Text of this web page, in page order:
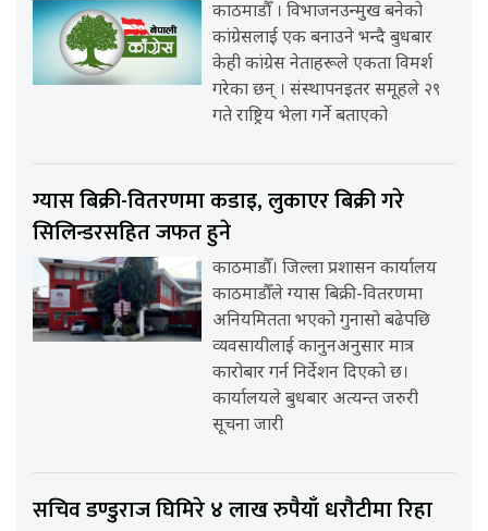
काठमाडौँ । विभाजनउन्मुख बनेको
कांग्रेसलाई एक बनाउने भन्दै बुधबार
केही कांग्रेस नेताहरूले एकता विमर्श
गरेका छन् । संस्थापनइतर समूहले २९
गते राष्ट्रिय भेला गर्ने बताएको
ग्यास बिक्री-वितरणमा कडाइ, लुकाएर बिक्री गरे
सिलिन्डरसहित जफत हुने
काठमाडौँ। जिल्ला प्रशासन कार्यालय
काठमाडौँले ग्यास बिक्री-वितरणमा
अनियमितता भएको गुनासो बढेपछि
व्यवसायीलाई कानुनअनुसार मात्र
कारोबार गर्न निर्देशन दिएको छ।
कार्यालयले बुधबार अत्यन्त जरुरी
सूचना जारी
सचिव डण्डुराज घिमिरे ४ लाख रुपैयाँ धरौटीमा रिहा